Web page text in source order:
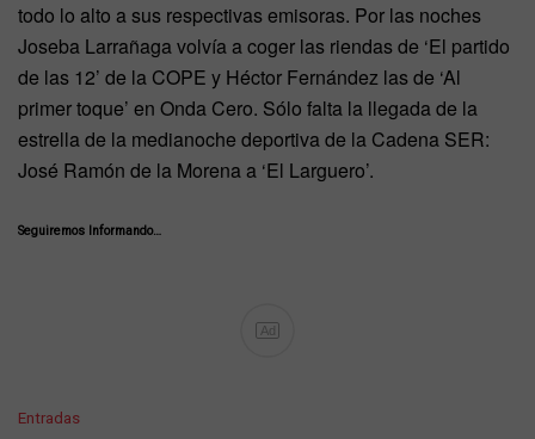
todo lo alto a sus respectivas emisoras. Por las noches
Joseba Larrañaga volvía a coger las riendas de ‘El partido
de las 12’ de la COPE y Héctor Fernández las de ‘Al
primer toque’ en Onda Cero. Sólo falta la llegada de la
estrella de la medianoche deportiva de la Cadena SER:
José Ramón de la Morena a ‘El Larguero’.
Seguiremos Informando…
Ad
C
Entradas